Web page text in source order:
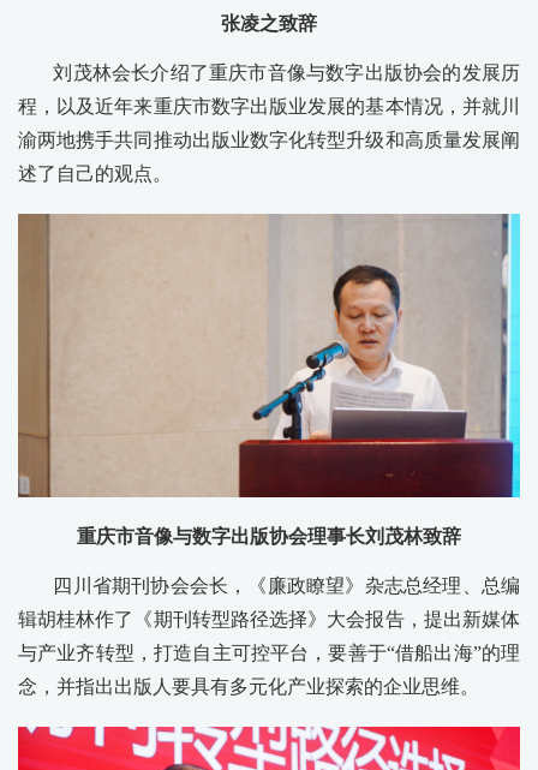
张凌之致辞
刘茂林会长介绍了重庆市音像与数字出版协会的发展历
程，以及近年来重庆市数字出版业发展的基本情况，并就川
渝两地携手共同推动出版业数字化转型升级和高质量发展阐
述了自己的观点。
重庆市音像与数字出版协会理事长刘茂林致辞
四川省期刊协会会长，《廉政瞭望》杂志总经理、总编
辑胡桂林作了《期刊转型路径选择》大会报告，提出新媒体
与产业齐转型，打造自主可控平台，要善于“借船出海”的理
念，并指出出版人要具有多元化产业探索的企业思维。